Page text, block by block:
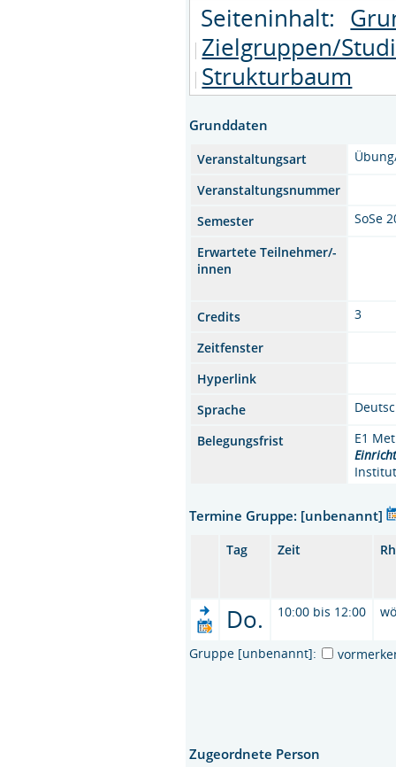
Seiteninhalt:
Zielgruppen/
Strukturbaum
Grunddaten
Veranstaltungsart
Veranstaltungsnummer
Semester
SoSe
Erwartete Teilnehmer/-
innen
Credits
3
Zeitfenster
Hyperlink
Sprache
Belegungsfrist
E1
Termine Gruppe: [unbenannt]
Tag Zeit
Do. 10:00 bis 12:00
Gruppe [unbenannt]:
Zugeordnete Person